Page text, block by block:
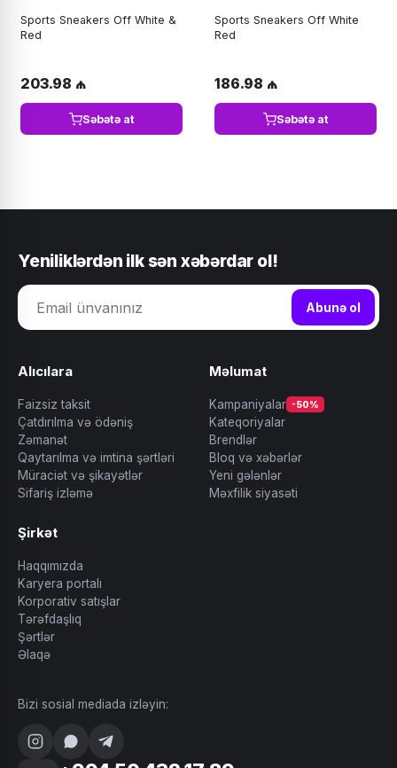
Sports Sneakers Off White &
Red
203.98 ₼
Səbətə at
Sports Sneakers Off White
Red
186.98 ₼
Səbətə at
Yeniliklərdən ilk sən xəbərdar ol!
Abunə ol
Alıcılara
Faizsiz taksit
Çatdırılma və ödəniş
Zəmanət
Qaytarılma və imtina şərtləri
Müraciət və şikayətlər
Sifariş izləmə
Məlumat
Kampaniyalar -50%
Kateqoriyalar
Brendlər
Bloq və xəbərlər
Yeni gələnlər
Məxfilik siyasəti
Şirkət
Haqqımızda
Karyera portalı
Korporativ satışlar
Tərəfdaşlıq
Şərtlər
Əlaqə
Bizi sosial mediada izləyin: